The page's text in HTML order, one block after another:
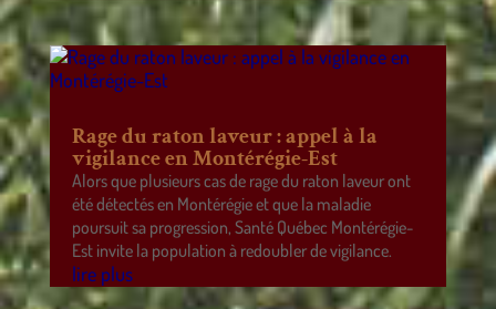
Rage du raton laveur : appel à la
vigilance en Montérégie-Est
Alors que plusieurs cas de rage du raton laveur ont
été détectés en Montérégie et que la maladie
poursuit sa progression, Santé Québec Montérégie-
Est invite la population à redoubler de vigilance.
lire plus